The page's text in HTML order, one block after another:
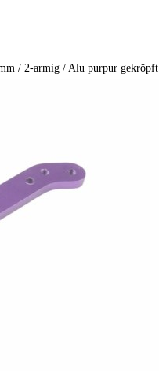
/ 2-armig / Alu purpur gekröpft